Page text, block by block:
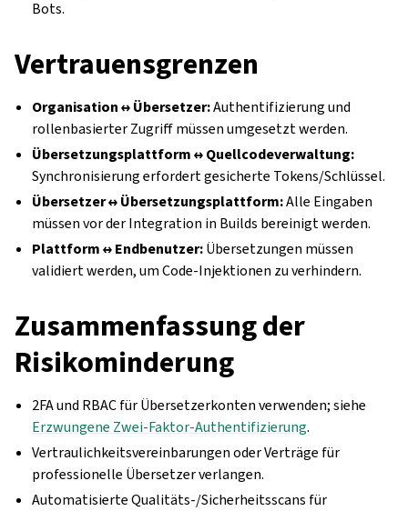
Bots.
Vertrauensgrenzen
Organisation ↔ Übersetzer:Authentifizierung und
rollenbasierter Zugriff müssen umgesetzt werden.
Übersetzungsplattform ↔ Quellcodeverwaltung:
Synchronisierung erfordert gesicherte Tokens/Schlüssel.
Übersetzer ↔ Übersetzungsplattform:Alle Eingaben
müssen vor der Integration in Builds bereinigt werden.
Plattform ↔ Endbenutzer:Übersetzungen müssen
validiert werden, um Code-Injektionen zu verhindern.
Zusammenfassung der
Risikominderung
2FA und RBAC für Übersetzerkonten verwenden; siehe
Erzwungene Zwei-Faktor-Authentifizierung.
Vertraulichkeitsvereinbarungen oder Verträge für
professionelle Übersetzer verlangen.
Automatisierte Qualitäts-/Sicherheitsscans für